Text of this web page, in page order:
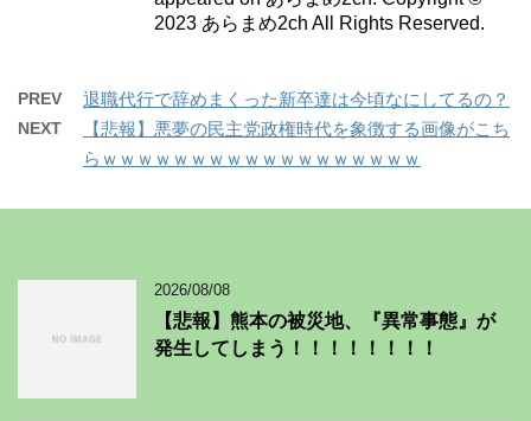
2023 あらまめ2ch All Rights Reserved.
PREV 退職代行で辞めまくった新卒達は今頃なにしてるの？
NEXT
【悲報】悪夢の民主党政権時代を象徴する画像がこち
らｗｗｗｗｗｗｗｗｗｗｗｗｗｗｗｗｗｗ
2026/08/08
【悲報】熊本の被災地、『異常事態』が
発生してしまう！！！！！！！！